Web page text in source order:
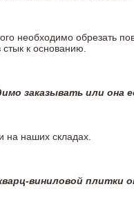
необходимо обрезать
к основанию.
заказывать или она
на наших складах.
виниловой плитки